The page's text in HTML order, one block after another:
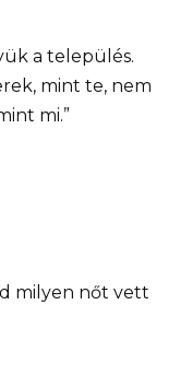
a település.
mint te, nem
mi.”
milyen nőt vett